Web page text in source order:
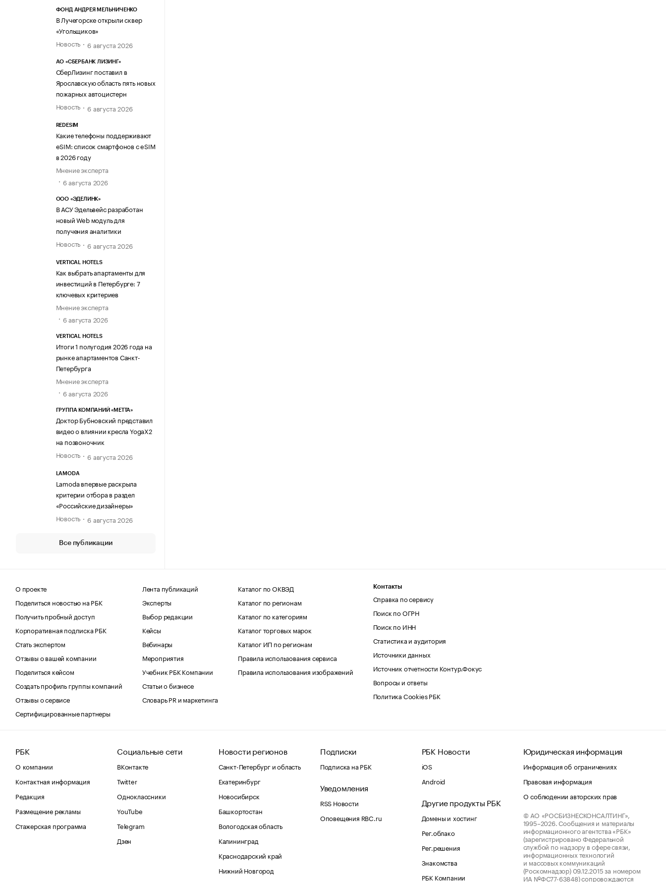
ФОНД АНДРЕЯ МЕЛЬНИЧЕНКО
В Лучегорске открыли сквер
«Угольщиков»
Новость
6 августа 2026
АО «СБЕРБАНК ЛИЗИНГ»
СберЛизинг поставил в
Ярославскую область пять новых
пожарных автоцистерн
Новость
6 августа 2026
REDESIM
Какие телефоны поддерживают
eSIM: список смартфонов с eSIM
в 2026 году
Мнение эксперта
6 августа 2026
ООО «ЭДЕЛИНК»
В АСУ Эдельвейс разработан
новый Web модуль для
получения аналитики
Новость
6 августа 2026
VERTICAL HOTELS
Как выбрать апартаменты для
инвестиций в Петербурге: 7
ключевых критериев
Мнение эксперта
6 августа 2026
VERTICAL HOTELS
Итоги 1 полугодия 2026 года на
рынке апартаментов Санкт-
Петербурга
Мнение эксперта
6 августа 2026
ГРУППА КОМПАНИЙ «МЕТТА»
Доктор Бубновский представил
видео о влиянии кресла YogaX2
на позвоночник
Новость
6 августа 2026
LAMODA
Lamoda впервые раскрыла
критерии отбора в раздел
«Российские дизайнеры»
Новость
6 августа 2026
Все публикации
О проекте
Поделиться новостью на РБК
Получить пробный доступ
Корпоративная подписка РБК
Стать экспертом
Отзывы о вашей компании
Поделиться кейсом
Создать профиль группы компаний
Отзывы о сервисе
Сертифицированные партнеры
Лента публикаций
Эксперты
Выбор редакции
Кейсы
Вебинары
Мероприятия
Учебник РБК Компании
Статьи о бизнесе
Словарь PR и маркетинга
Каталог по ОКВЭД
Каталог по регионам
Каталог по категориям
Каталог торговых марок
Каталог ИП по регионам
Правила использования сервиса
Правила использования изображений
Контакты
Справка по сервису
Поиск по ОГРН
Поиск по ИНН
Статистика и аудитория
Источники данных
Источник отчетности Контур.Фокус
Вопросы и ответы
Политика Cookies РБК
РБК
О компании
Контактная информация
Редакция
Размещение рекламы
Стажерская программа
Социальные сети
ВКонтакте
Twitter
Одноклассники
YouTube
Telegram
Дзен
Новости регионов
Санкт-Петербург и область
Екатеринбург
Новосибирск
Башкортостан
Вологодская область
Калининград
Краснодарский край
Нижний Новгород
Подписки
Подписка на РБК
Уведомления
RSS Новости
Оповещения RBC.ru
РБК Новости
iOS
Android
Другие продукты РБК
Домены и хостинг
Рег.облако
Рег.решения
Знакомства
РБК Компании
Юридическая информация
Информация об ограничениях
Правовая информация
О соблюдении авторских прав
© АО «РОСБИЗНЕСКОНСАЛТИНГ»,
1995–2026. Сообщения и материалы
информационного агентства «РБК»
(зарегистрировано Федеральной
службой по надзору в сфере связи,
информационных технологий
и массовых коммуникаций
(Роскомнадзор) 09.12.2015 за номером
ИА №ФС77-63848) сопровождаются